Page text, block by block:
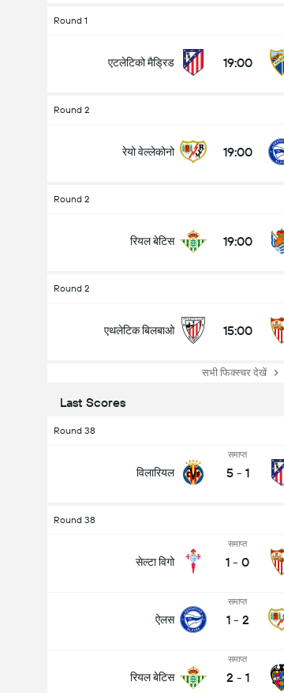
Round 1
एटलेटिको मैड्रिड 19:00
Round 2
रेयो वेल्लेकोनो 19:00
Round 2
रियल बेटिस 19:00
Round 2
एथलेटिक बिलबाओ 15:00
सभी फिक्स्चर देखें
Last Scores
Round 38
विलारियल
समाप्त
5 - 1
Round 38
सेल्टा विगो
समाप्त
1 - 0
ऐलस
समाप्त
1 - 2
रियल बेटिस
समाप्त
2 - 1